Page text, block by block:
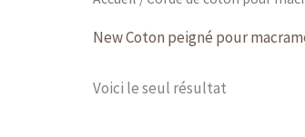
New Coton peigné pour
Voici le seul résultat